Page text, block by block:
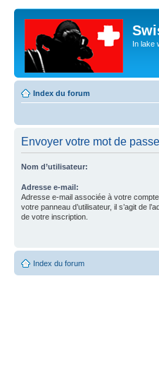
In lake
Index du forum
Envoyer votre mot de passe
Nom d’utilisateur:
Adresse e-mail:
Adresse e-mail associée à votre
votre panneau d’utilisateur, il s’agit de
de votre inscription.
Index du forum